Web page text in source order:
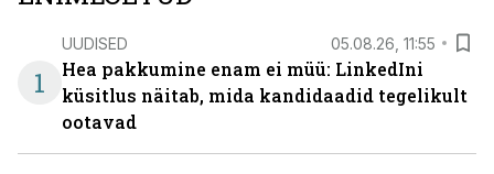
1
UUDISED 05.08.26, 11:55
Hea pakkumine enam ei müü: LinkedIni
küsitlus näitab, mida kandidaadid tegelikult
ootavad